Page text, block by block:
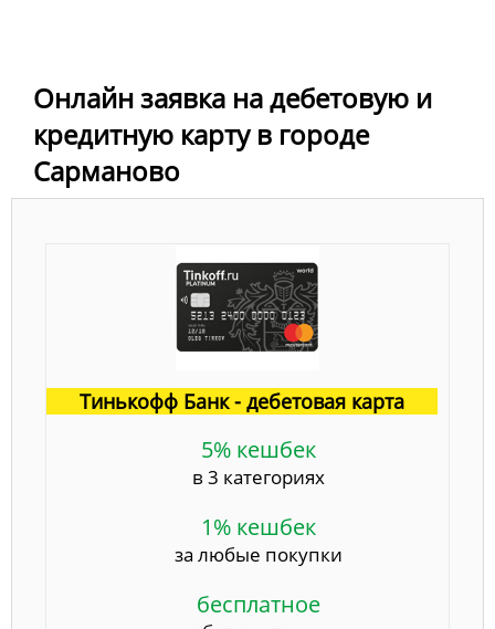
Онлайн заявка на дебетовую и
кредитную карту в городе
Сарманово
Тинькофф Банк - дебетовая карта
5% кешбек
в 3 категориях
1% кешбек
за любые покупки
бесплатное